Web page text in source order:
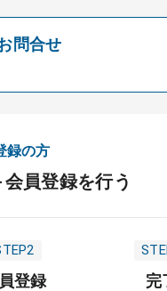
問合せ
録の方
員登録を行う
登録 完